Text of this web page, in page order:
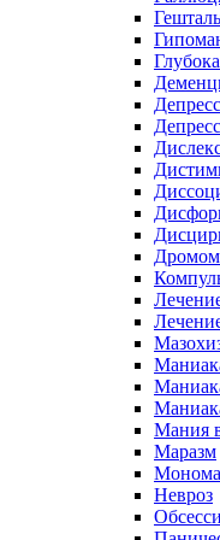
Мания
Маразм
Невроз